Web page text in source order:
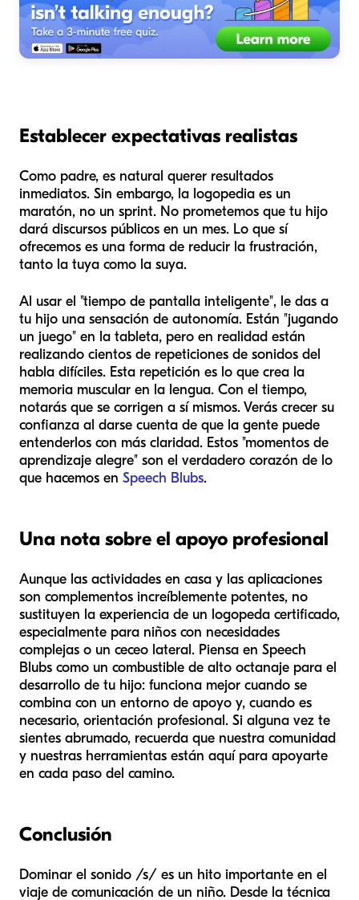
Establecer expectativas realistas
Como padre, es natural querer resultados
inmediatos. Sin embargo, la logopedia es un
maratón, no un sprint. No prometemos que tu hijo
dará discursos públicos en un mes. Lo que sí
ofrecemos es una forma de reducir la frustración,
tanto la tuya como la suya.
Al usar el "tiempo de pantalla inteligente", le das a
tu hijo una sensación de autonomía. Están "jugando
un juego" en la tableta, pero en realidad están
realizando cientos de repeticiones de sonidos del
habla difíciles. Esta repetición es lo que crea la
memoria muscular en la lengua. Con el tiempo,
notarás que se corrigen a sí mismos. Verás crecer su
confianza al darse cuenta de que la gente puede
entenderlos con más claridad. Estos "momentos de
aprendizaje alegre" son el verdadero corazón de lo
que hacemos en Speech Blubs.
Una nota sobre el apoyo profesional
Aunque las actividades en casa y las aplicaciones
son complementos increíblemente potentes, no
sustituyen la experiencia de un logopeda certificado,
especialmente para niños con necesidades
complejas o un ceceo lateral. Piensa en Speech
Blubs como un combustible de alto octanaje para el
desarrollo de tu hijo: funciona mejor cuando se
combina con un entorno de apoyo y, cuando es
necesario, orientación profesional. Si alguna vez te
sientes abrumado, recuerda que nuestra comunidad
y nuestras herramientas están aquí para apoyarte
en cada paso del camino.
Conclusión
Dominar el sonido /s/ es un hito importante en el
viaje de comunicación de un niño. Desde la técnica